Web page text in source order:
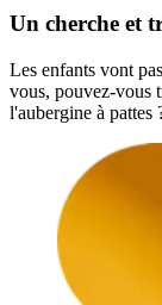
Un cherche et
Les enfants vont
vous, pouvez-vous
l'aubergine à pattes